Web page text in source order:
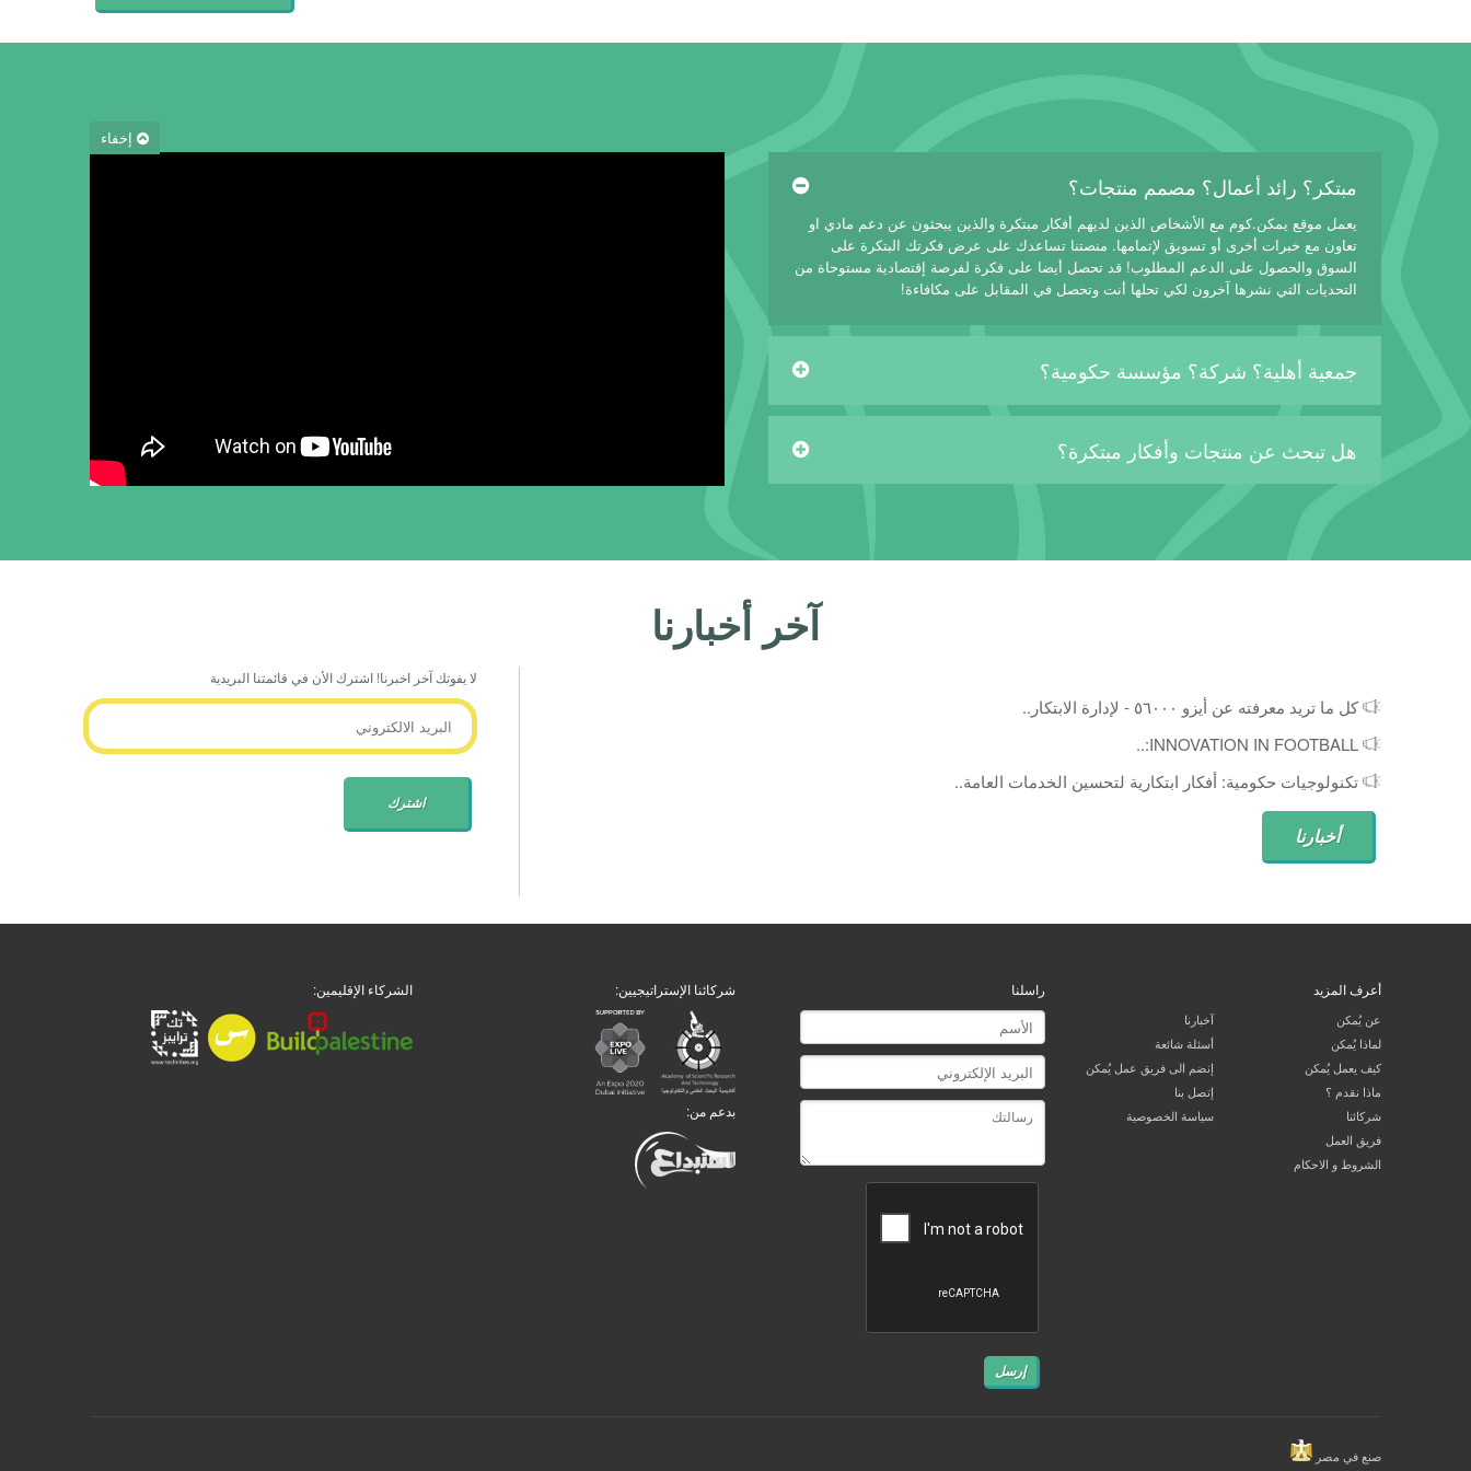
إخفاء
مبتكر؟ رائد أعمال؟ مصمم منتجات؟
يعمل موقع يمكن.كوم مع الأشخاص الذين لديهم أفكار مبتكرة والذين يبحثون عن دعم مادي او
تعاون مع خبرات أخرى أو تسويق لإتمامها. منصتنا تساعدك على عرض فكرتك البتكرة على
السوق والحصول على الدعم المطلوب! قد تحصل أيضا على فكرة لفرصة إقتصادية مستوحاة من
التحديات التي نشرها آخرون لكي تحلها أنت وتحصل في المقابل على مكافاءة!
جمعية أهلية؟ شركة؟ مؤسسة حكومية؟
هل تبحث عن منتجات وأفكار مبتكرة؟
آخر أخبارنا
كل ما تريد معرفته عن أيزو ٥٦٠٠٠ - لإدارة الابتكار..
INNOVATION IN FOOTBALL:..
تكنولوجيات حكومية: أفكار ابتكارية لتحسين الخدمات العامة..
أخبارنا
لا يفوتك آخر اخبرنا! اشترك الأن في قائمتنا البريدية
أعرف المزيد
عن يُمكن
لماذا يُمكن
كيف يعمل يُمكن
ماذا نقدم ؟
شركائنا
فريق العمل
الشروط و الاحكام
آخبارنا
أسئلة شائعة
إنضم الى فريق عمل يُمكن
إتصل بنا
سياسة الخصوصية
راسلنا
إرسل
الشركاء الإقليمين: شركائنا الإستراتيجيين:
بدعم من:
صنع في مصر